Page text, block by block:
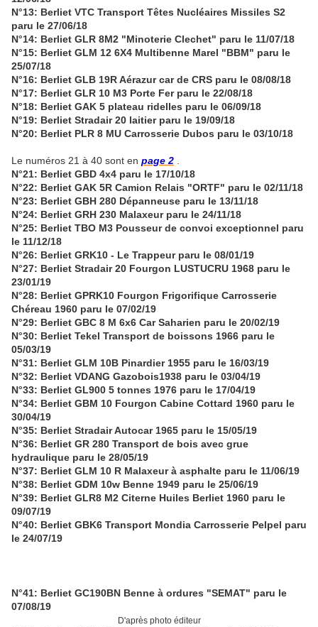
N°13: Berliet VTC Transport Têtes Nucléaires Missiles S2
paru le 27/06/18
N°14: Berliet GLR 8M2 "Minoterie Clechet" paru le 11/07/18
N°15: Berliet GLM 12 6X4 Multibenne Marel "BBM" paru le
25/07/18
N°16: Berliet GLB 19R Aérazur car de CRS paru le 08/08/18
N°17: Berliet GLR 10 M3 Porte Fer paru le 22/08/18
N°18: Berliet GAK 5 plateau ridelles paru le 06/09/18
N°19: Berliet Stradair 20 laitier paru le 19/09/18
N°20: Berliet PLR 8 MU Carrosserie Dubos paru le 03/10/18
Le numéros 21 à 40 sont en page 2
N°21: Berliet GBD 4x4 paru le 17/10/18
N°22: Berliet GAK 5R Camion Relais "ORTF" paru le 02/11/18
N°23: Berliet GBH 280 Dépanneuse paru le 13/11/18
N°24: Berliet GRH 230 Malaxeur paru le 24/11/18
N°25: Berliet TBO M3 Pousseur de convoi exceptionnel paru
le 11/12/18
N°26: Berliet GRK10 - Le Trappeur paru le 08/01/19
N°27: Berliet Stradair 20 Fourgon LUSTUCRU 1968 paru le
23/01/19
N°28: Berliet GPRK10 Fourgon Frigorifique Carrosserie
Chéreau 1960 paru le 07/02/19
N°29: Berliet GBC 8 M 6x6 Car Saharien paru le 20/02/19
N°30: Berliet Tekel Transport de boissons 1966 paru le
05/03/19
N°31: Berliet GLM 10B Pinardier 1955 paru le 16/03/19
N°32: Berliet VDANG Gazobois1938 paru le 03/04/19
N°33: Berliet GL900 5 tonnes 1976 paru le 17/04/19
N°34: Berliet GBM 10 Fourgon Cabine Cottard 1960 paru le
30/04/19
N°35: Berliet Stradair Autocar 1965 paru le 15/05/19
N°36: Berliet GR 280 Transport de bois avec grue
hydraulique paru le 28/05/19
N°37: Berliet GLM 10 R Malaxeur à asphalte paru le 11/06/19
N°38: Berliet GDM 10w Benne 1949 paru le 25/06/19
N°39: Berliet GLR8 M2 Citerne Huiles Berliet 1960 paru le
09/07/19
N°40: Berliet GBK6 Transport Mondia Carrosserie Pelpel paru
le 24/07/19
N°41: Berliet GC190BN Benne à ordures "SEMAT" paru le
07/08/19
D'après photo éditeur